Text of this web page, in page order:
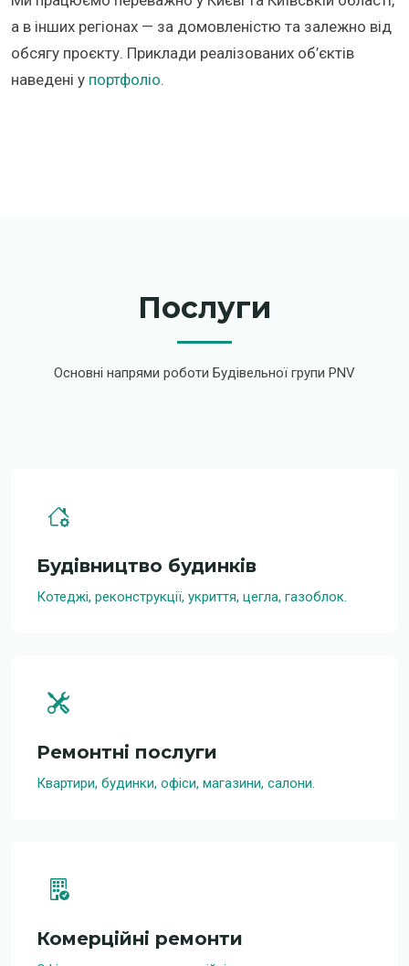
а в інших регіонах — за домовленістю та залежно від
обсягу проєкту. Приклади реалізованих об’єктів
наведені у портфоліо.
Послуги
Основні напрями роботи Будівельної групи PNV
Будівництво будинків
Котеджі, реконструкції, укриття, цегла, газоблок.
Ремонтні послуги
Квартири, будинки, офіси, магазини, салони.
Комерційні ремонти